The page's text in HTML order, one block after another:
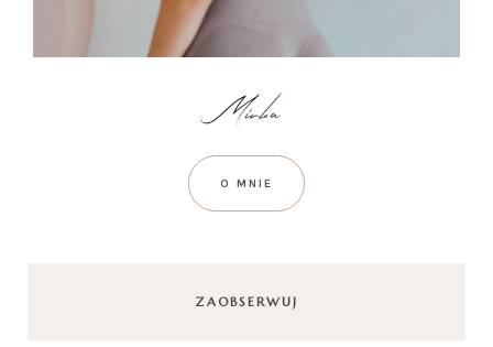
O MNIE
ZAOBSERWUJ